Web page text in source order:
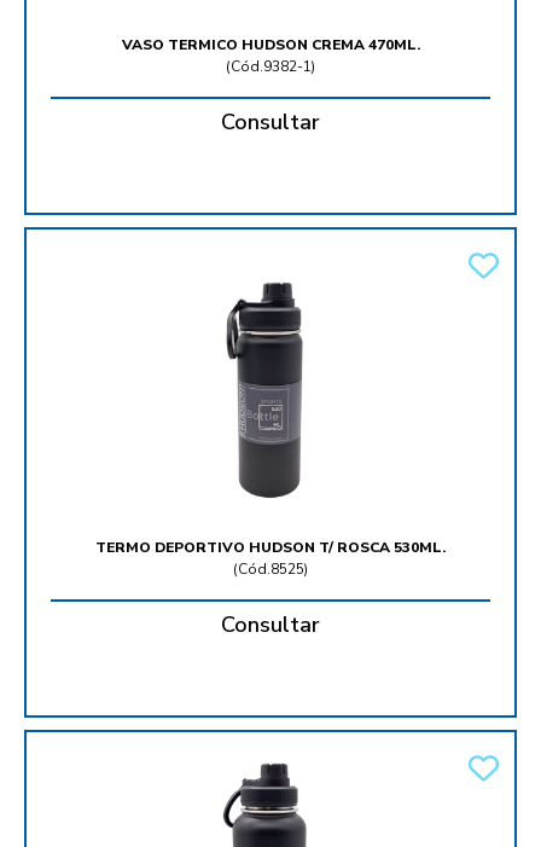
VASO TERMICO HUDSON CREMA 470ML.
(Cód.9382-1)
Consultar
TERMO DEPORTIVO HUDSON T/ ROSCA 530ML.
(Cód.8525)
Consultar